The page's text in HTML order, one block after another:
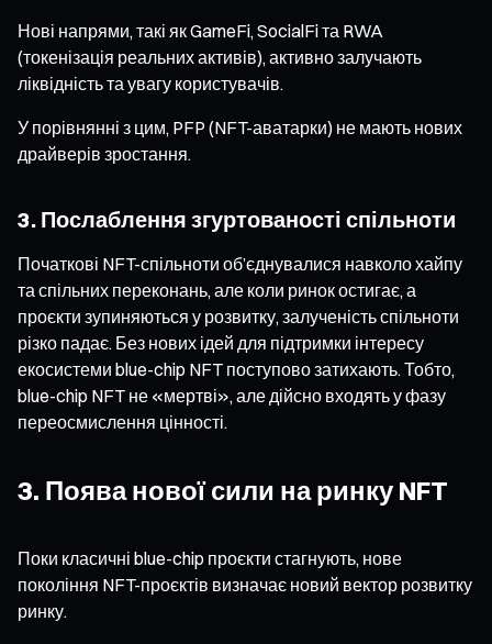
Нові напрями, такі як GameFi, SocialFi та RWA
(токенізація реальних активів), активно залучають
ліквідність та увагу користувачів.
У порівнянні з цим, PFP (NFT-аватарки) не мають нових
драйверів зростання.
3. Послаблення згуртованості спільноти
Початкові NFT-спільноти об’єднувалися навколо хайпу
та спільних переконань, але коли ринок остигає, а
проєкти зупиняються у розвитку, залученість спільноти
різко падає. Без нових ідей для підтримки інтересу
екосистеми blue-chip NFT поступово затихають. Тобто,
blue-chip NFT не «мертві», але дійсно входять у фазу
переосмислення цінності.
3. Поява нової сили на ринку NFT
Поки класичні blue-chip проєкти стагнують, нове
покоління NFT-проєктів визначає новий вектор розвитку
ринку.